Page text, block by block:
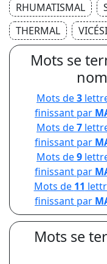
RHUMATISMAL
THERMAL
Mots se
Mots de3
finissant par
Mots de7
finissant par
Mots de9
finissant par
Mots de 11
finissant par
Mots se